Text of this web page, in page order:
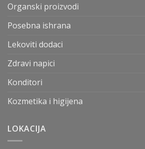
Organski proizvodi
Posebna ishrana
Lekoviti dodaci
Zdravi napici
Konditori
Kozmetika i higijena
LOKACIJA